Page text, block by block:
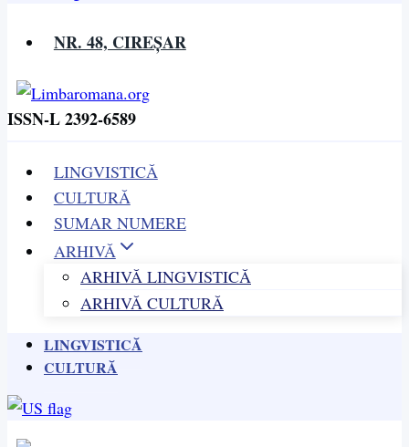
NR. 48, CIREȘAR
ISSN-L 2392-6589
LINGVISTICĂ
CULTURĂ
SUMAR NUMERE
ARHIVĂ
ARHIVĂ LINGVISTICĂ
ARHIVĂ CULTURĂ
LINGVISTICĂ
CULTURĂ